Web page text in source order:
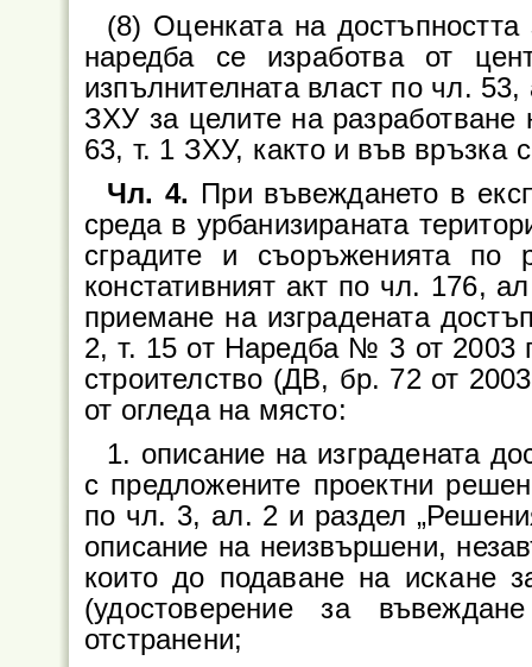
(8) Оценката на достъпността
наредба се изработва от
изпълнителната власт по чл.
ЗХУ за целите на
63, т. 1 ЗХУ, както и във връзка
Чл. 4.
При въвеждането в
среда в урбанизираната
сградите и съоръженията
констативният акт по чл. 176,
приемане на изградената
2, т. 15 от Наредба № 3 от 2003
строителство (ДВ, бр. 72 от
от огледа на място:
1. описание на изградената
с предложените проектни
по чл. 3, ал. 2 и раздел
описание на неизвършени,
които до подаване на искане
(удостоверение за
отстранени;